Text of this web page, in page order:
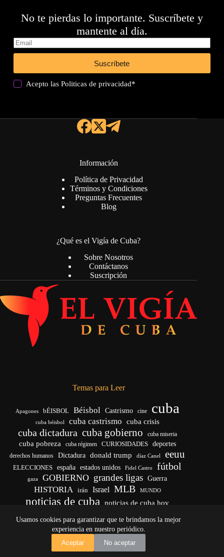
Usamos cookies para garantizar que te brindamos la mejor
experiencia en nuestro periódico.
Aceptar
No aceptar
No te pierdas lo importante. Suscríbete y
mantente al día.
Suscríbete
Acepto lasPoliticas de privacidad*
Información
Política de Privacidad
Términos y Condiciones
Preguntas Frecuentes
Blog
¿Qué es el Vigía de Cuba?
Sobre Nosotros
Contáctanos
Suscripción
Temas para Leer
Apagones bÉISBOL Béisbol Castrismo cine cuba
cuba béisbol cuba castrismo cuba crisis
cuba dictadura cuba gobierno cuba miseria
cuba pobreza cuba régimen CURIOSIDADES deportes
derechos humanos Dictadura donald trump díaz Canel eeuu
ELECCIONES españa estados unidos Fidel Castro fútbol
gaza GOBIERNO grandes ligas Guerra
HISTORIA irán Israel MLB MUNDO
noticias de cuba
noticias de cuba hoy
vida yankees
Copyright © 2026 - El Vigía de Cuba
Desarrollo, mantenimiento web y SEO por